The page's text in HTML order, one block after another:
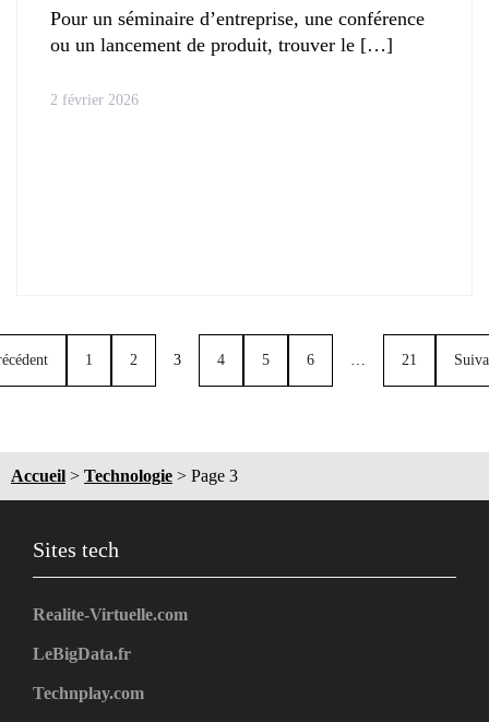
Pour un séminaire d’entreprise, une conférence
ou un lancement de produit, trouver le
2 février 2026
1 2 3 4 5 6 … 21
Accueil > Technologie > Page 3
Sites tech
Realite-Virtuelle.com
LeBigData.fr
Technplay.com